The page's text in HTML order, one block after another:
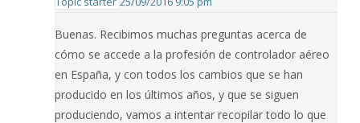
Buenas. Recibimos muchas preguntas acerca de
cómo se accede a la profesión de controlador aéreo
en España, y con todos los cambios que se han
producido en los últimos años, y que se siguen
produciendo, vamos a intentar recopilar todo lo que